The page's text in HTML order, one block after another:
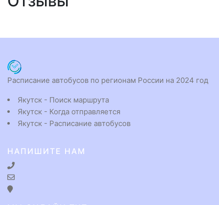
Расписание автобусов по регионам России на 2024 год
Якутск - Поиск маршрута
Якутск - Когда отправляется
Якутск - Расписание автобусов
НАПИШИТЕ НАМ